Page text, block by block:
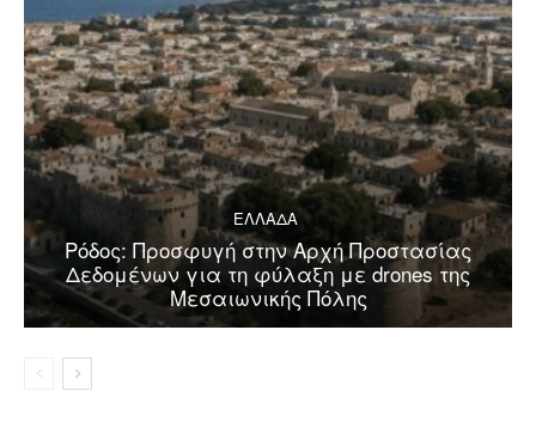
ΕΛΛΑΔΑ
Ρόδος: Προσφυγή στην Αρχή Προστασίας
Δεδομένων για τη φύλαξη με drones της
Μεσαιωνικής Πόλης